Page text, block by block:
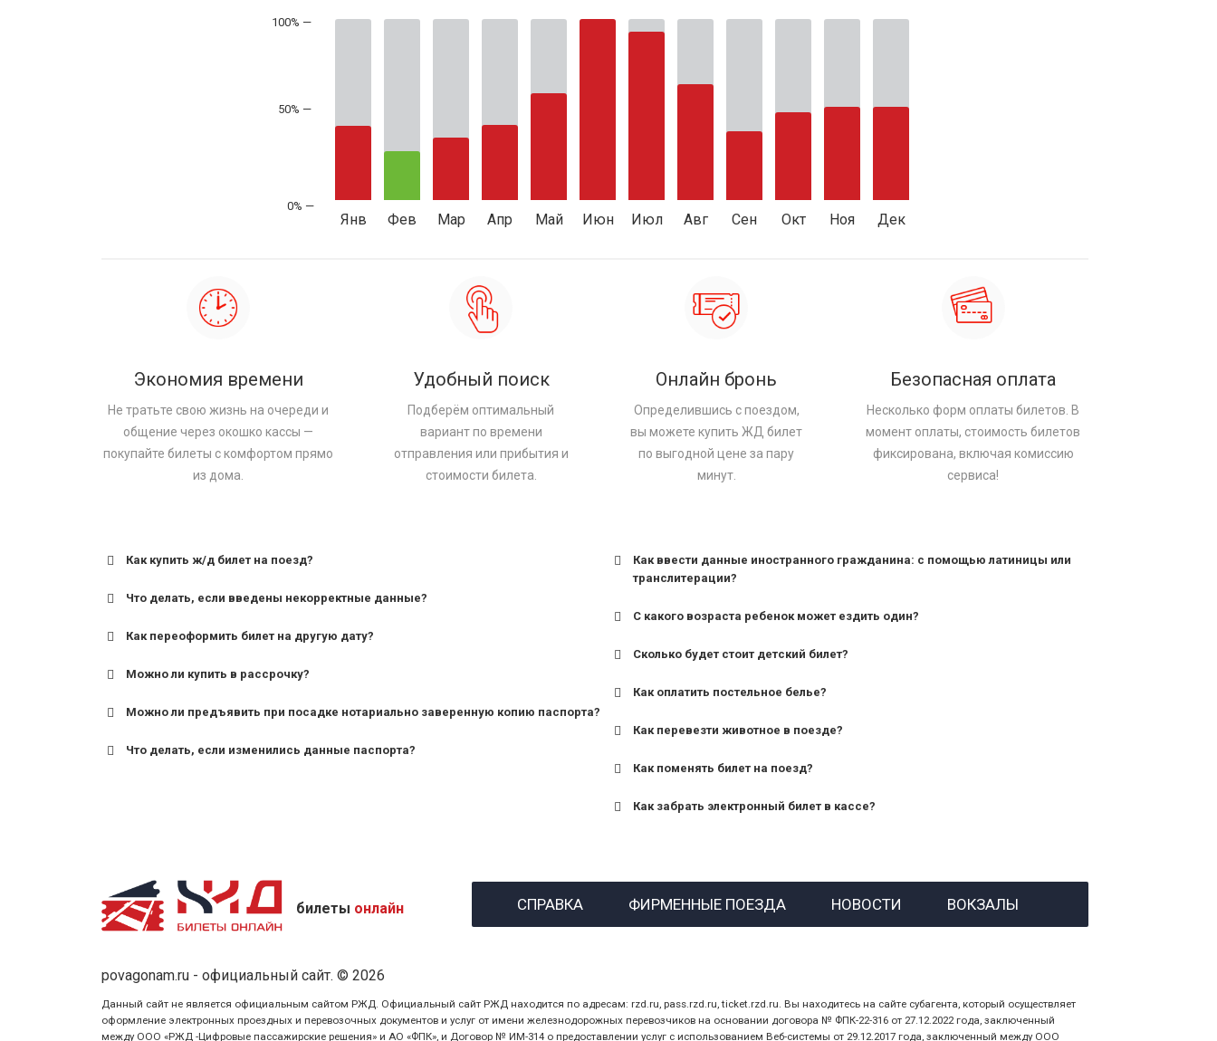
50% —
Янв Фев Мар Апр Май Июн Июл Авг Сен Окт Ноя Дек
Экономия времени
Не тратьте свою жизнь на очереди и
общение через окошко кассы —
покупайте билеты с комфортом прямо
из дома.
Удобный поиск
Подберём оптимальный
вариант по времени
отправления или прибытия и
стоимости билета.
Онлайн бронь
Определившись с поездом,
вы можете купить ЖД билет
по выгодной цене за пару
минут.
Безопасная оплата
Несколько форм оплаты билетов. В
момент оплаты, стоимость билетов
фиксирована, включая комиссию
сервиса!
Как купить ж/д билет на поезд?
Что делать, если введены некорректные данные?
Как переоформить билет на другую дату?
Можно ли купить в рассрочку?
Можно ли предъявить при посадке нотариально заверенную копию паспорта?
Что делать, если изменились данные паспорта?
Как ввести данные иностранного гражданина: с помощью латиницы или
транслитерации?
С какого возраста ребенок может ездить один?
для поездов дальнего следования — от 10 лет и старше;
Сколько будет стоит детский билет?
Как оплатить постельное белье?
Как перевезти животное в поезде?
Как поменять билет на поезд?
Как забрать электронный билет в кассе?
назвав кассиру 14-значный номер заказа;
билеты онлайн СПРАВКА ФИРМЕННЫЕ ПОЕЗДА НОВОСТИ ВОКЗАЛЫ
povagonam.ru - официальный сайт. © 2026
Данный сайт не является официальным сайтом РЖД. Официальный сайт РЖД находится по адресам: rzd.ru, pass.rzd.ru, ticket.rzd.ru. Вы находитесь на сайте субагента, который осуществляет
оформление электронных проездных и перевозочных документов и услуг от имени железнодорожных перевозчиков на основании договора № ФПК-22-316 от 27.12.2022 года, заключенный
между ООО «РЖД -Цифровые пассажирские решения» и АО «ФПК», и Договор № ИМ-314 о предоставлении услуг с использованием Веб-системы от 29.12.2017 года, заключенный между ООО